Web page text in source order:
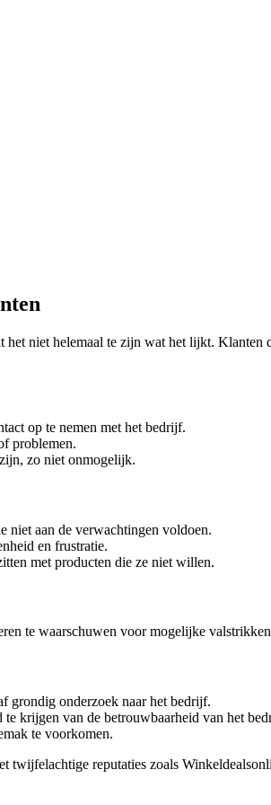
niet helemaal te zijn wat het lijkt.
op te nemen met het bedrijf.
problemen.
zo niet onmogelijk.
niet aan de verwachtingen voldoen.
en frustratie.
met producten die ze niet willen.
te waarschuwen voor mogelijke
grondig onderzoek naar het bedrijf.
krijgen van de betrouwbaarheid van het
te voorkomen.
twijfelachtige reputaties zoals